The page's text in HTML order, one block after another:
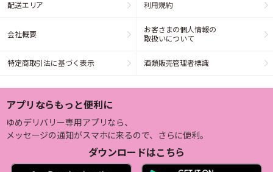
配送エリア 利用規約
会社概要
お客さまの個人情報の
取扱いについて
特定商取引法に基づく表示 酒類販売管理者標識
アプリならもっと便利に
ゆめデリバリー専用アプリなら、
メッセージの通知がスマホに来るので、さらに便利。
ダウンロードはこちら